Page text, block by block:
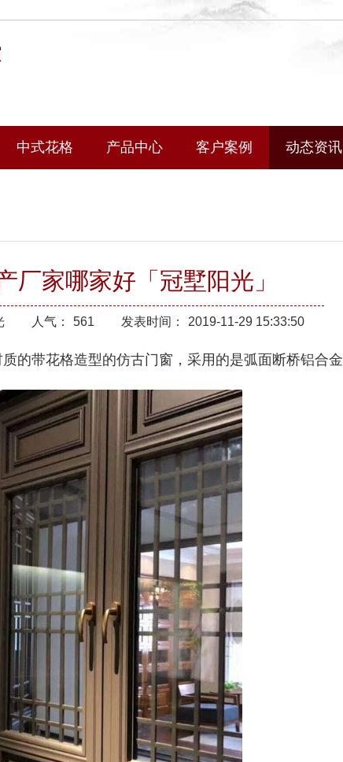
中式花格 产品中心 客户案例 动态资讯
厂家哪家好「冠墅阳光」
人气： 561 发表时间： 2019-11-29 15:33:50
的带花格造型的仿古门窗，采用的是弧面断桥铝合金